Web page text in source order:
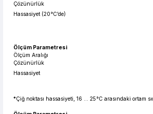
Çözünürlük
Hassasiyet (20°C’de)
Ölçüm Parametresi
Ölçüm Aralığı
Çözünürlük
Hassasiyet
*Çiğ noktası hassasiyeti, 16 ... 25°C arasındaki ortam